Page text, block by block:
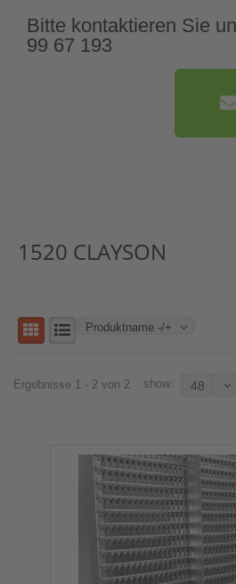
Bitte kontaktieren Sie
99 67 193
1520 CLAYSON
Produktname -/+
Ergebnisse 1 - 2 von 2 show: 48